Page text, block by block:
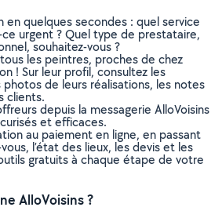
en quelques secondes : quel service
ce urgent ? Quel type de prestataire,
souhaitez-vous ?
les peintres, proches de chez
! Sur leur profil, consultez les
de leurs réalisations, les notes
clients.
depuis la messagerie AlloVoisins
et efficaces.
au paiement en ligne, en passant
l’état des lieux, les devis et les
gratuits à chaque étape de votre
AlloVoisins ?